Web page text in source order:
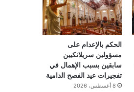
الحكم بالإعدام على
مسؤولين سريلانكيين
سابقين بسبب الإهمال في
تفجيرات عيد الفصح الدامية
8 أغسطس، 2026